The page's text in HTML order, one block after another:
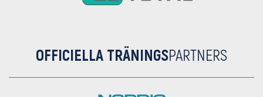
OFFICIELLA TRÄNINGSPARTNERS